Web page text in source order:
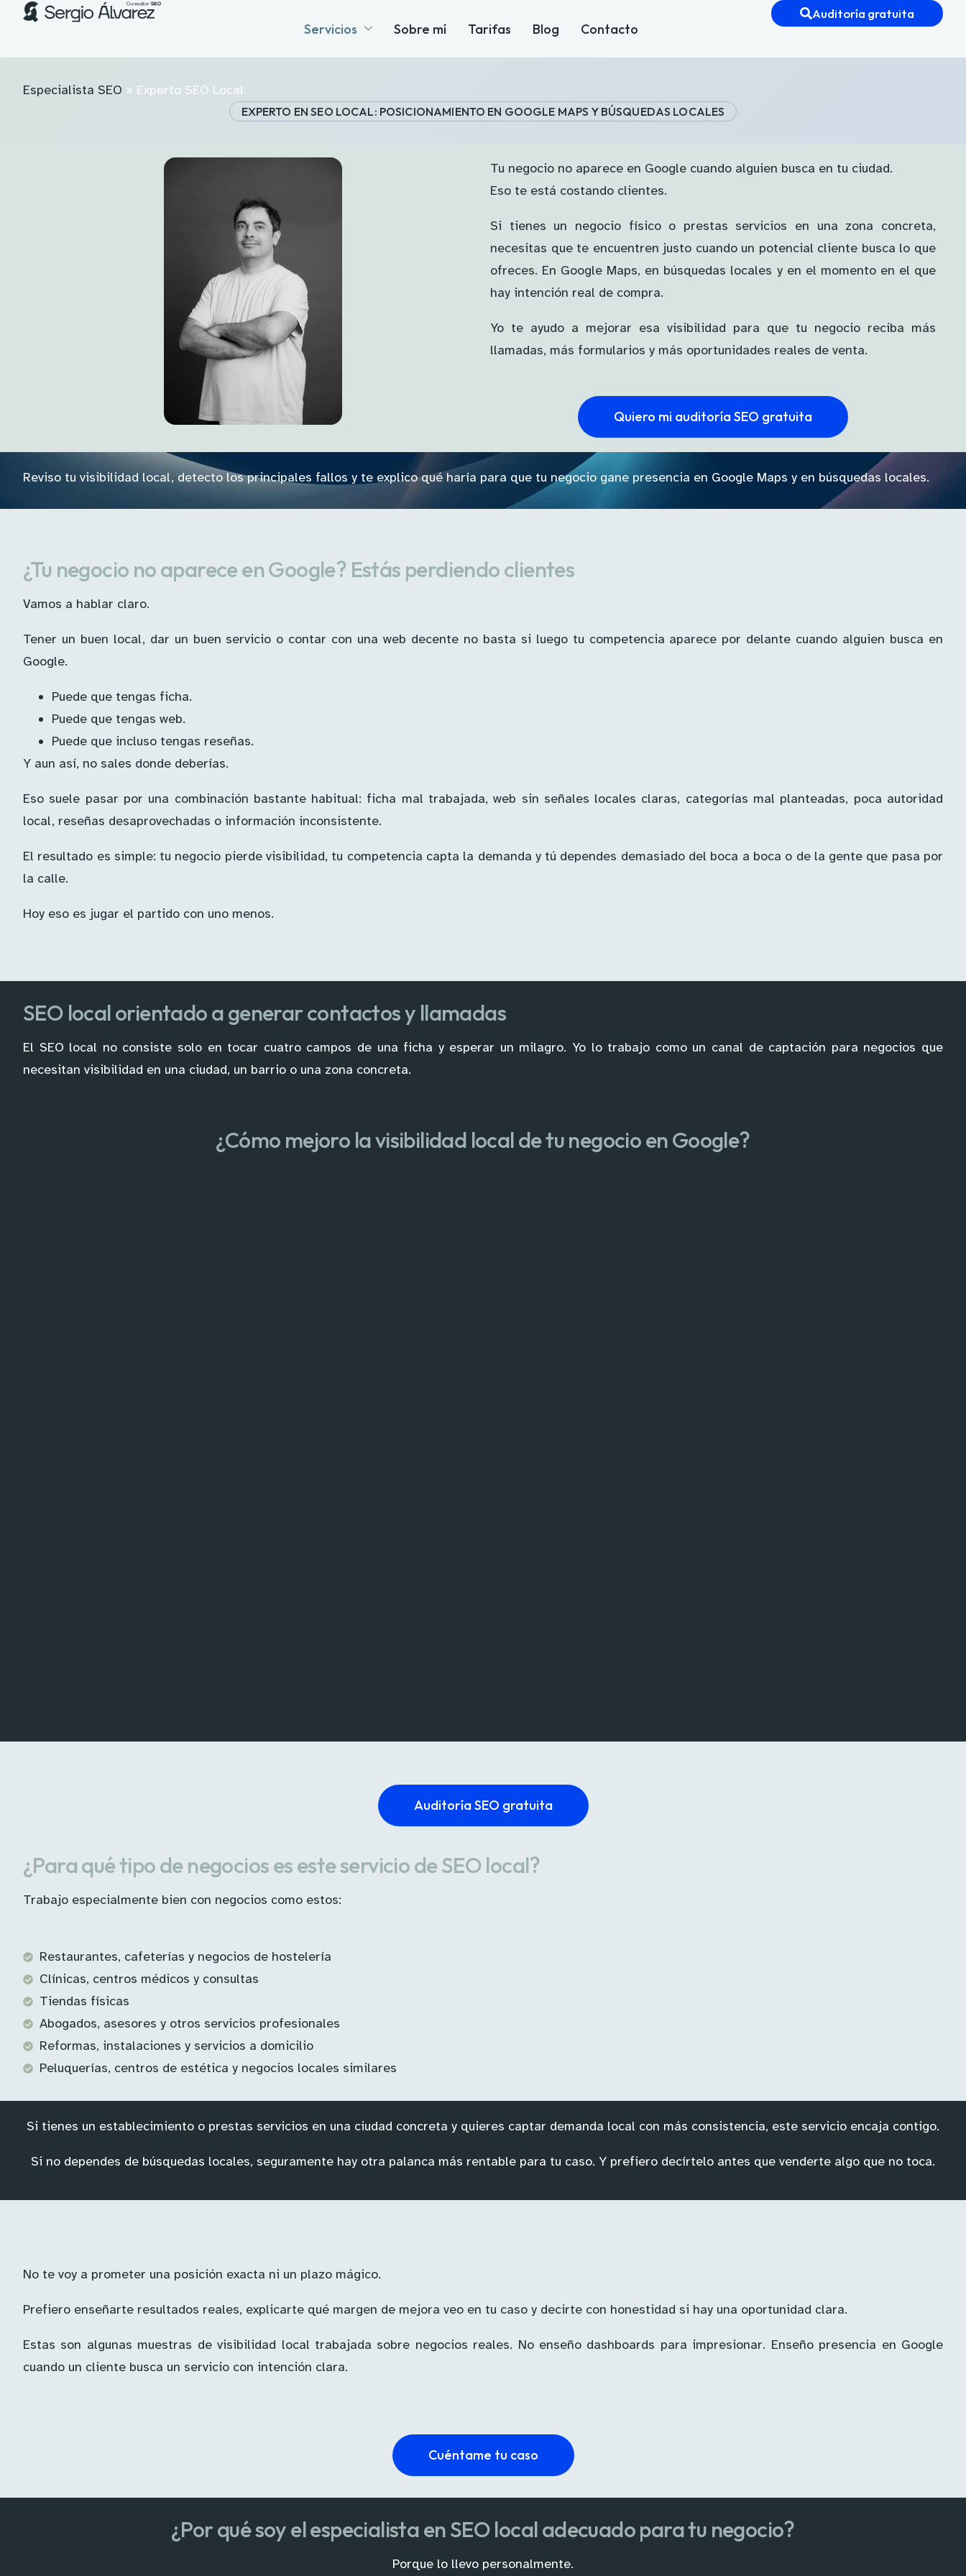
Servicios Sobre mí Tarifas Blog Contacto
Auditoría gratuita
Especialista SEO » Experto SEO Local
EXPERTO EN SEO LOCAL: POSICIONAMIENTO EN GOOGLE MAPS Y BÚSQUEDAS LOCALES
Tu negocio no aparece en Google cuando alguien busca en tu ciudad.
Eso te está costando clientes.
Si tienes un negocio físico o prestas servicios en una zona concreta,
necesitas que te encuentren justo cuando un potencial cliente busca lo que
ofreces. En Google Maps, en búsquedas locales y en el momento en el que
hay intención real de compra.
Yo te ayudo a mejorar esa visibilidad para que tu negocio reciba más
llamadas, más formularios y más oportunidades reales de venta.
Quiero mi auditoría SEO gratuita
Reviso tu visibilidad local, detecto los principales fallos y te explico qué haría para que tu negocio gane presencia en Google Maps y en búsquedas locales.
¿Tu negocio no aparece en Google? Estás perdiendo clientes
Vamos a hablar claro.
Tener un buen local, dar un buen servicio o contar con una web decente no basta si luego tu competencia aparece por delante cuando alguien busca en
Google.
Puede que tengas ficha.
Puede que tengas web.
Puede que incluso tengas reseñas.
Y aun así, no sales donde deberías.
Eso suele pasar por una combinación bastante habitual: ficha mal trabajada, web sin señales locales claras, categorías mal planteadas, poca autoridad
local, reseñas desaprovechadas o información inconsistente.
El resultado es simple: tu negocio pierde visibilidad, tu competencia capta la demanda y tú dependes demasiado del boca a boca o de la gente que pasa por
la calle.
Hoy eso es jugar el partido con uno menos.
SEO local orientado a generar contactos y llamadas
El SEO local no consiste solo en tocar cuatro campos de una ficha y esperar un milagro. Yo lo trabajo como un canal de captación para negocios que
necesitan visibilidad en una ciudad, un barrio o una zona concreta.
¿Cómo mejoro la visibilidad local de tu negocio en Google?
Auditoría SEO gratuita
¿Para qué tipo de negocios es este servicio de SEO local?
Trabajo especialmente bien con negocios como estos:
Restaurantes, cafeterías y negocios de hostelería
Clínicas, centros médicos y consultas
Tiendas físicas
Abogados, asesores y otros servicios profesionales
Reformas, instalaciones y servicios a domicilio
Peluquerías, centros de estética y negocios locales similares
Si tienes un establecimiento o prestas servicios en una ciudad concreta y quieres captar demanda local con más consistencia, este servicio encaja contigo.
Si no dependes de búsquedas locales, seguramente hay otra palanca más rentable para tu caso. Y prefiero decírtelo antes que venderte algo que no toca.
No te voy a prometer una posición exacta ni un plazo mágico.
Prefiero enseñarte resultados reales, explicarte qué margen de mejora veo en tu caso y decirte con honestidad si hay una oportunidad clara.
Estas son algunas muestras de visibilidad local trabajada sobre negocios reales. No enseño dashboards para impresionar. Enseño presencia en Google
cuando un cliente busca un servicio con intención clara.
Cuéntame tu caso
¿Por qué soy el especialista en SEO local adecuado para tu negocio?
Porque lo llevo personalmente.